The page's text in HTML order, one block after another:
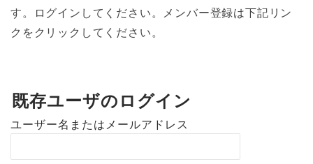
す。ログインしてください。メンバー登録は下記リン
クをクリックしてください。
既存ユーザのログイン
ユーザー名またはメールアドレス